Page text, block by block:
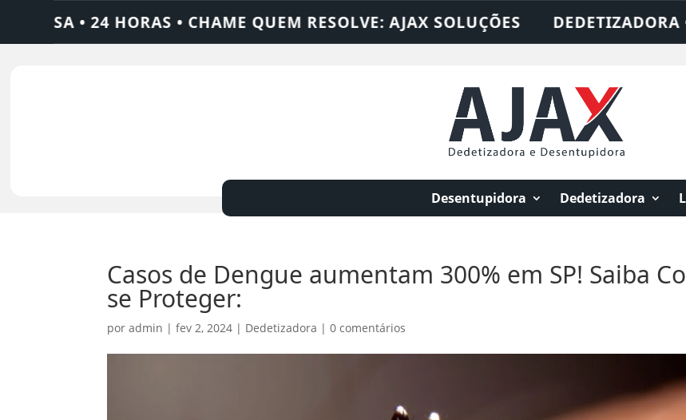
HORAS • CHAME QUEM RESOLVE: AJAX SOLUÇÕES DEDETIZADORA •
Desentupidora Dedetizadora
Casos de Dengue aumentam 300% em SP! Saiba
se Proteger:
poradmin |fev 2, 2024 | Dedetizadora |0 comentários